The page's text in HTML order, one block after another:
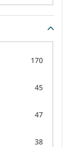
170
45
47
38